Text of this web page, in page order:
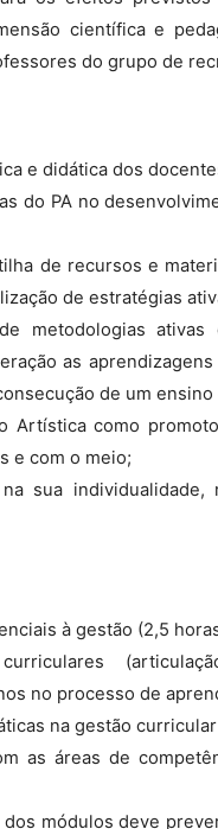
científica e
do grupo de
e didática dos
do PA no
de recursos e
de estratégias
metodologias
as
de um
Artística como
e com o meio;
sua
à gestão (2,5
no processo de
na gestão
as áreas de
módulos deve